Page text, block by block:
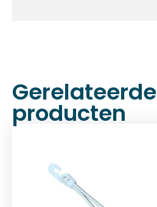
Gerelateerde
producten